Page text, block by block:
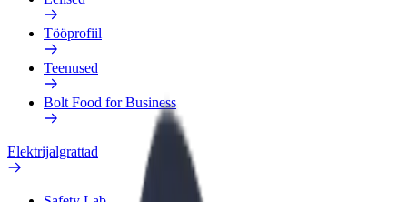
Tööprofiil
Teenused
Bolt Food for Business
Elektrijalgrattad